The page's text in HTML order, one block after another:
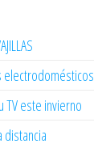
electrodomésticos
TV este invierno
distancia